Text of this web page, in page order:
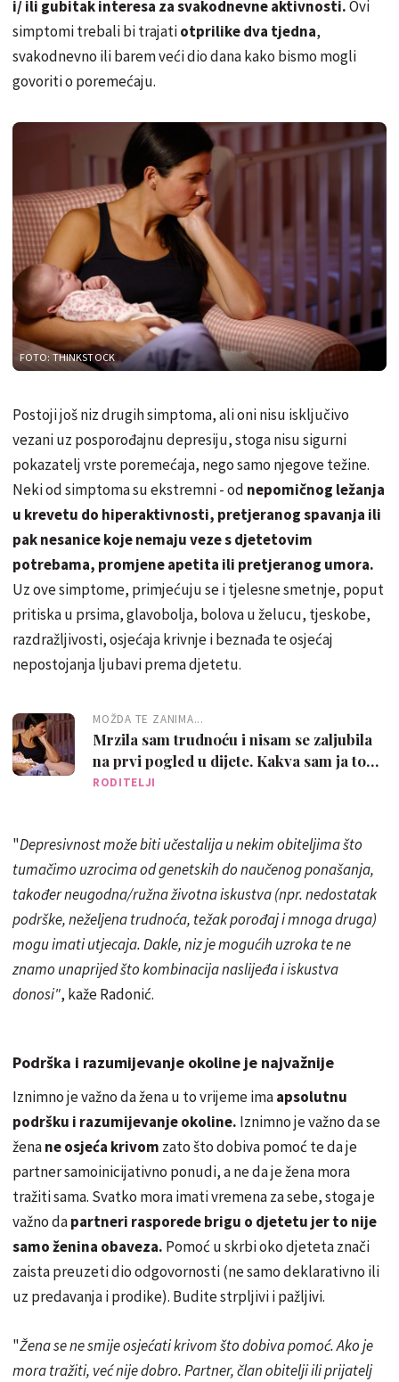
i/ ili gubitak interesa za svakodnevne aktivnosti.Ovi
simptomi trebali bi trajatiotprilike dva tjedna,
svakodnevno ili barem veći dio dana kako bismo mogli
govoriti o poremećaju.
FOTO: THINKSTOCK
Postoji još niz drugih simptoma, ali oni nisu isključivo
vezani uz posporođajnu depresiju, stoga nisu sigurni
pokazatelj vrste poremećaja, nego samo njegove težine.
Neki od simptoma su ekstremni - od nepomičnog ležanja
u krevetu do hiperaktivnosti, pretjeranog spavanja ili
pak nesanice koje nemaju veze s djetetovim
potrebama, promjene apetita ili pretjeranog umora.
Uz ove simptome, primjećuju se i tjelesne smetnje, poput
pritiska u prsima, glavobolja, bolova u želucu, tjeskobe,
razdražljivosti, osjećaja krivnje i beznađa te osjećaj
nepostojanja ljubavi prema djetetu.
MOŽDA TE ZANIMA...
Mrzila sam trudnoću i nisam se zaljubila
na prvi pogled u dijete. Kakva sam ja to
majka?
RODITELJI
"Depresivnost može biti učestalija u nekim obiteljima što
tumačimo uzrocima od genetskih do naučenog ponašanja,
također neugodna/ružna životna iskustva (npr. nedostatak
podrške, neželjena trudnoća, težak porođaj i mnoga druga)
mogu imati utjecaja. Dakle, niz je mogućih uzroka te ne
znamo unaprijed što kombinacija naslijeđa i iskustva
donosi", kaže Radonić.
Podrška i razumijevanje okoline je najvažnije
Iznimno je važno da žena u to vrijeme imaapsolutnu
podršku i razumijevanje okoline. Iznimno je važno da se
ženane osjeća krivom zato što dobiva pomoć te da je
partner samoinicijativno ponudi, a ne da je žena mora
tražiti sama. Svatko mora imati vremena za sebe, stoga je
važno dapartneri rasporede brigu o djetetu jer to nije
samo ženina obaveza. Pomoć u skrbi oko djeteta znači
zaista preuzeti dio odgovornosti (ne samo deklarativno ili
uz predavanja i prodike). Budite strpljivi i pažljivi.
"Žena se ne smije osjećati krivom što dobiva pomoć. Ako je
mora tražiti, već nije dobro. Partner, član obitelji ili prijatelj